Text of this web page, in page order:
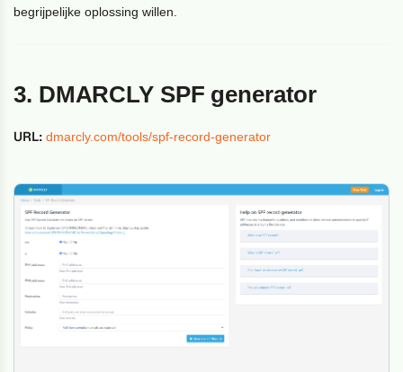
begrijpelijke oplossing willen.
3. DMARCLY SPF generator
URL: dmarcly.com/tools/spf-record-generator